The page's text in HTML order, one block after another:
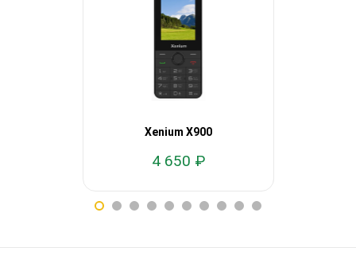
Xenium X900
4 650 ₽